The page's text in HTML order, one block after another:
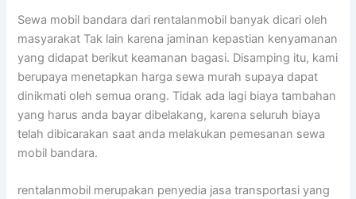
Sewa mobil bandara dari rentalanmobil banyak dicari oleh
masyarakat Tak lain karena jaminan kepastian kenyamanan
yang didapat berikut keamanan bagasi. Disamping itu, kami
berupaya menetapkan harga sewa murah supaya dapat
dinikmati oleh semua orang. Tidak ada lagi biaya tambahan
yang harus anda bayar dibelakang, karena seluruh biaya
telah dibicarakan saat anda melakukan pemesanan sewa
mobil bandara.
rentalanmobil merupakan penyedia jasa transportasi yang